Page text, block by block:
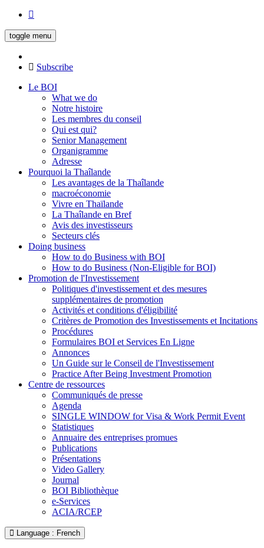
toggle menu
Subscribe
Le BOI
What we do
Notre histoire
Les membres du conseil
Qui est qui?
Senior Management
Organigramme
Adresse
Pourquoi la Thaîlande
Les avantages de la Thaîlande
macroéconomie
Vivre en Thaïlande
La Thaîlande en Bref
Avis des investisseurs
Secteurs clés
Doing business
How to do Business with BOI
How to do Business (Non-Eligible for BOI)
Promotion de l'Investissement
Politiques d'investissement et des mesures
supplémentaires de promotion
Activités et conditions d'éligibilité
Critères de Promotion des Investissements et Incitations
Procédures
Formulaires BOI et Services En Ligne
Annonces
Un Guide sur le Conseil de l'Investissement
Practice After Being Investment Promotion
Centre de ressources
Communiqués de presse
Agenda
SINGLE WINDOW for Visa & Work Permit Event
Statistiques
Annuaire des entreprises promues
Publications
Présentations
Video Gallery
Journal
BOI Bibliothèque
e-Services
ACIA/RCEP
Language : French